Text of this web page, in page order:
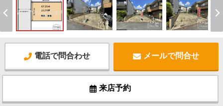
電話で問合わせ メールで問合せ
来店予約